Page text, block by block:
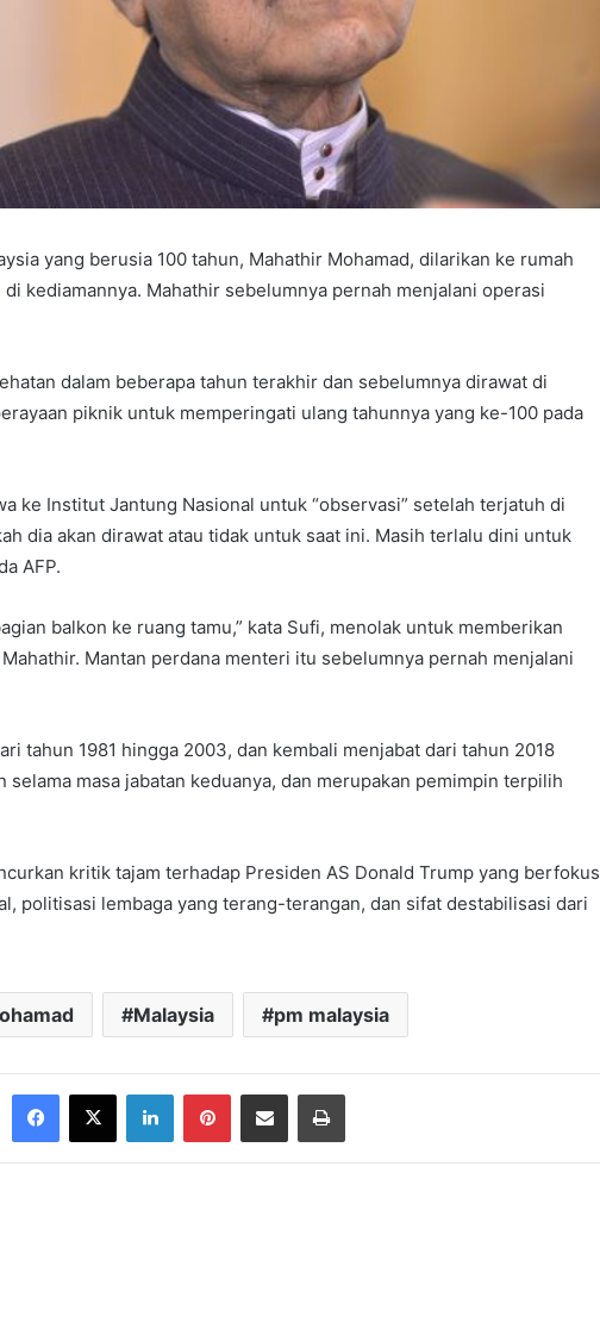
yang berusia 100 tahun, Mahathir Mohamad, dilarikan ke rumah
kediamannya. Mahathir sebelumnya pernah menjalani operasi
dalam beberapa tahun terakhir dan sebelumnya dirawat di
piknik untuk memperingati ulang tahunnya yang ke-100 pada
ke Institut Jantung Nasional untuk “observasi” setelah terjatuh di
dia akan dirawat atau tidak untuk saat ini. Masih terlalu dini untuk
AFP.
balkon ke ruang tamu,” kata Sufi, menolak untuk memberikan
Mantan perdana menteri itu sebelumnya pernah menjalani
tahun 1981 hingga 2003, dan kembali menjabat dari tahun 2018
selama masa jabatan keduanya, dan merupakan pemimpin terpilih
kritik tajam terhadap Presiden AS Donald Trump yang berfokus
politisasi lembaga yang terang-terangan, dan sifat destabilisasi dari
Malaysia pm malaysia
Facebook
X LinkedInPinterestShare via Email Print